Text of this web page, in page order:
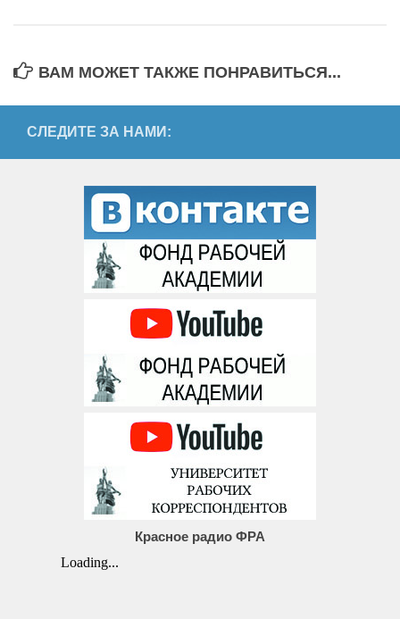
ВАМ МОЖЕТ ТАКЖЕ ПОНРАВИТЬСЯ...
СЛЕДИТЕ ЗА НАМИ:
Красное радио ФРА